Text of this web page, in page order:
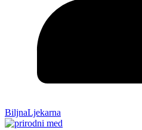
BiljnaLjekarna